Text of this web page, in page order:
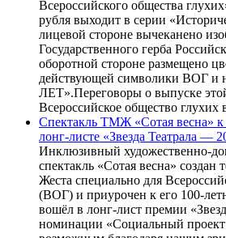
Всероссийского общества
рубля выходит в серии
лицевой стороне вычеканено
Государственного герба
оборотной стороне размещено
действующей символики ВОГ и
ЛЕТ».Переговоры о выпуске
Всероссийское общество глухих
Спектакль ТМЖ «Сотая весна»
лонг-листе «Звезда Театрала —
Инклюзивный художественно-
спектакль «Сотая весна»
Жеста специально для
(ВОГ) и приурочен к его 100-
вошёл в лонг-лист премии
номинации «Социальный проект